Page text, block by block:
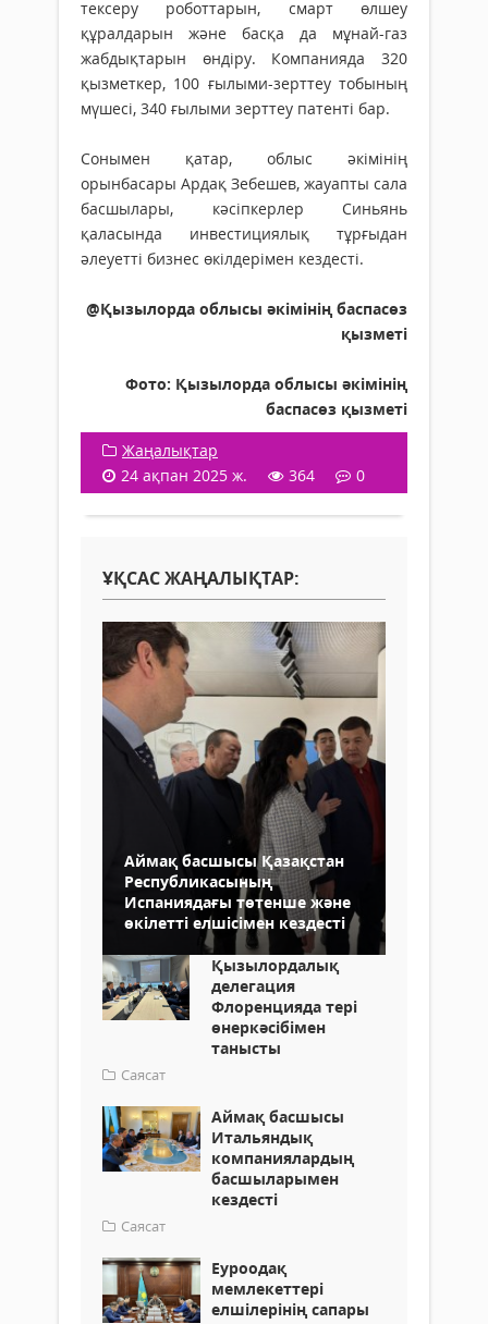
тексеру роботтарын, смарт өлшеу
құралдарын және басқа да мұнай-газ
жабдықтарын өндіру. Компанияда 320
қызметкер, 100 ғылыми-зерттеу тобының
мүшесі, 340 ғылыми зерттеу патенті бар.
Сонымен қатар, облыс әкімінің
орынбасары Ардақ Зебешев, жауапты сала
басшылары, кәсіпкерлер Синьянь
қаласында инвестициялық тұрғыдан
әлеуетті бизнес өкілдерімен кездесті.
@Қызылорда облысы әкімінің баспасөз
қызметі
Фото: Қызылорда облысы әкімінің
баспасөз қызметі
Жаңалықтар
24 ақпан 2025 ж.
364 0
ҰҚСАС ЖАҢАЛЫҚТАР:
Аймақ басшысы Қазақстан
Республикасының
Испаниядағы төтенше және
өкілетті елшісімен кездесті
Қызылордалық
делегация
Флоренцияда тері
өнеркәсібімен
танысты
Саясат
Аймақ басшысы
Итальяндық
компаниялардың
басшыларымен
кездесті
Саясат
Еуроодақ
мемлекеттері
елшілерінің сапары